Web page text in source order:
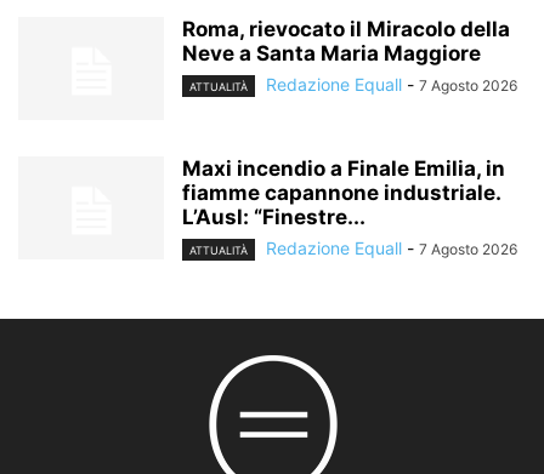
Roma, rievocato il Miracolo della
Neve a Santa Maria Maggiore
ATTUALITÀ Redazione Equall - 7 Agosto 2026
Maxi incendio a Finale Emilia, in
fiamme capannone industriale.
L’Ausl: “Finestre...
ATTUALITÀ Redazione Equall - 7 Agosto 2026